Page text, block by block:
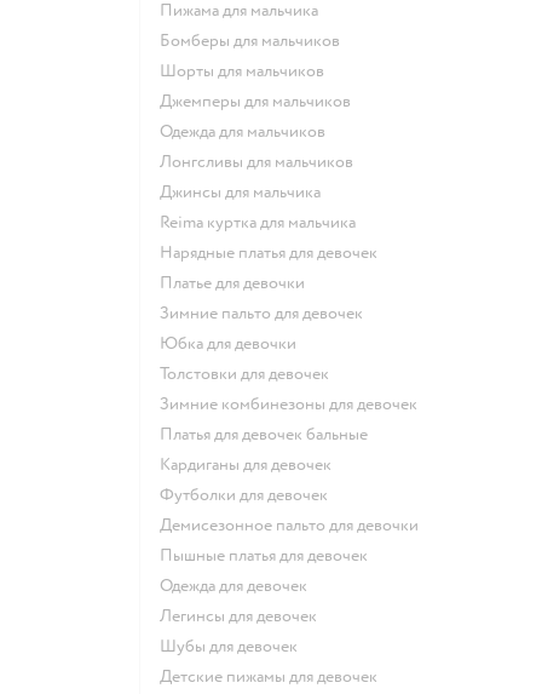
Пижама для мальчика
Бомберы для мальчиков
Шорты для мальчиков
Джемперы для мальчиков
Одежда для мальчиков
Лонгсливы для мальчиков
Джинсы для мальчика
Reima куртка для мальчика
Нарядные платья для девочек
Платье для девочки
Зимние пальто для девочек
Юбка для девочки
Толстовки для девочек
Зимние комбинезоны для девочек
Платья для девочек бальные
Кардиганы для девочек
Футболки для девочек
Демисезонное пальто для девочки
Пышные платья для девочек
Одежда для девочек
Легинсы для девочек
Шубы для девочек
Детские пижамы для девочек